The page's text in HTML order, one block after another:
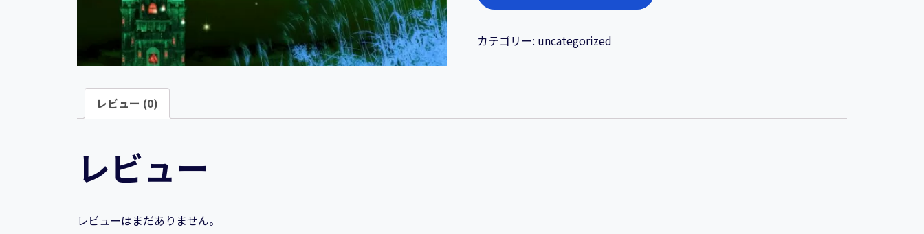
デ
カテゴリー: uncategorized
レビュー (0)
レビュー
レビューはまだありません。